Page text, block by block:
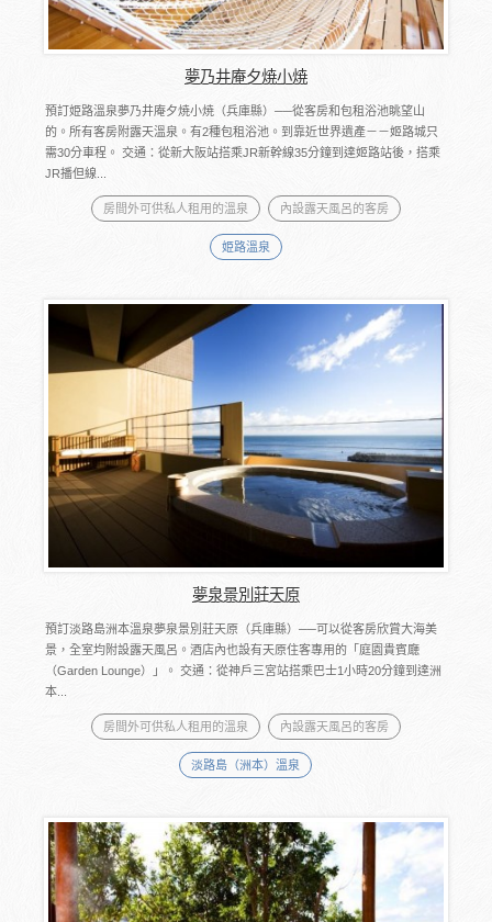
夢乃井庵夕焼小焼
預訂姫路溫泉夢乃井庵夕焼小焼（兵庫縣）──從客房和包租浴池眺望山
的。所有客房附露天溫泉。有2種包租浴池。到靠近世界遺產－－姬路城只
需30分車程。 交通：從新大阪站搭乘JR新幹線35分鐘到達姬路站後，搭乘
JR播但線...
房間外可供私人租用的溫泉 內設露天風呂的客房
姫路溫泉
夢泉景別莊天原
預訂淡路島洲本溫泉夢泉景別莊天原（兵庫縣）──可以從客房欣賞大海美
景，全室均附設露天風呂。酒店內也設有天原住客專用的「庭園貴賓廰
（Garden Lounge）」。 交通：從神戶三宮站搭乘巴士1小時20分鐘到達洲
本...
房間外可供私人租用的溫泉 內設露天風呂的客房
淡路島（洲本）溫泉